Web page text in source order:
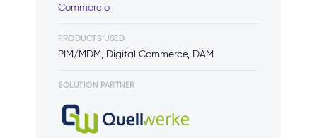
Commercio
PRODUCTS USED
PIM/MDM, Digital Commerce, DAM
SOLUTION PARTNER